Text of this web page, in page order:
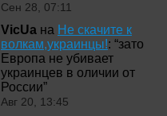
Сен 28, 07:11
VicUa на Не скачите к
волкам,украинцы!: “зато
Европа не убивает
украинцев в оличии от
России”
Авг 20, 13:45